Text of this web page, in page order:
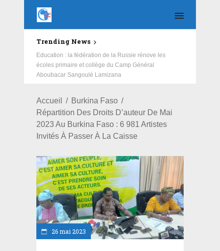
Trending News
Education : la fédération de la Russie rénove les
écoles primaire et collège du Camp Général
Aboubacar Sangoulé Lamizana
Accueil
Burkina Faso
Répartition Des Droits D’auteur De Mai
2023 Au Burkina Faso : 6 981 Artistes
Invités À Passer À La Caisse
26 mai 2023